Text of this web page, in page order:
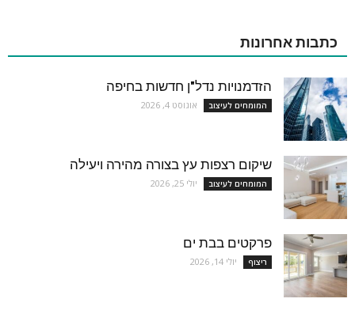
כתבות אחרונות
הזדמנויות נדל"ן חדשות בחיפה
המומחים לעיצוב אוגוסט 4, 2026
שיקום רצפות עץ בצורה מהירה ויעילה
המומחים לעיצוב יולי 25, 2026
פרקטים בבת ים
ריצוף יולי 14, 2026